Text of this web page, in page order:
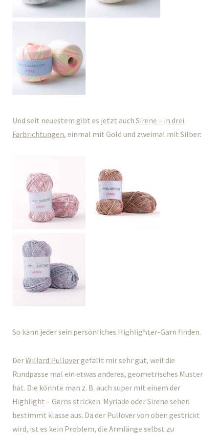
Und seit neuestem gibt es jetzt auch Sirene – in drei
Farbrichtungen, einmal mit Gold und zweimal mit Silber:
So kann jeder sein persönliches Highlighter-Garn finden.
DerWillard Pullovergefällt mir sehr gut, weil die
Rundpasse mal ein etwas anderes, geometrisches Muster
hat. Die könnte man z. B. auch super mit einem der
Highlight – Garns stricken. Myriade oder Sirene sehen
bestimmt klasse aus. Da der Pullover von oben gestrickt
wird, ist es kein Problem, die Armlänge selbst zu